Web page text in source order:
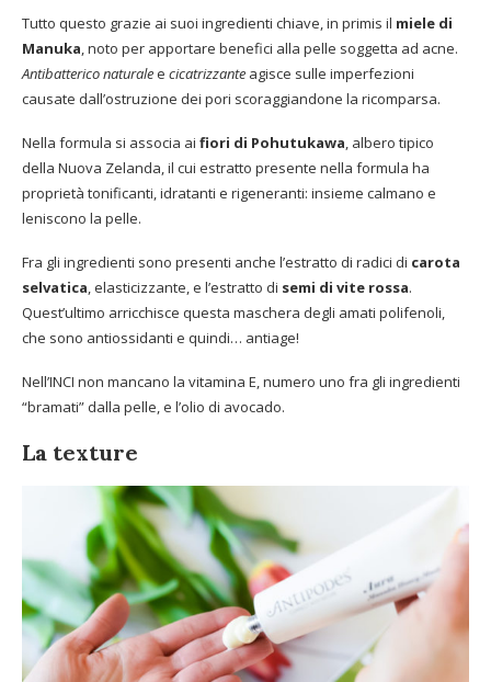
Tutto questo grazie ai suoi ingredienti chiave, in primis il miele di
Manuka, noto per apportare benefici alla pelle soggetta ad acne.
Antibatterico naturalee cicatrizzante agisce sulle imperfezioni
causate dall’ostruzione dei pori scoraggiandone la ricomparsa.
Nella formula si associa ai fiori di Pohutukawa, albero tipico
della Nuova Zelanda, il cui estratto presente nella formula ha
proprietà tonificanti, idratanti e rigeneranti: insieme calmano e
leniscono la pelle.
Fra gli ingredienti sono presenti anche l’estratto di radici di carota
selvatica, elasticizzante, e l’estratto di semi di vite rossa.
Quest’ultimo arricchisce questa maschera degli amati polifenoli,
che sono antiossidanti e quindi… antiage!
Nell’INCI non mancano la vitamina E, numero uno fra gli ingredienti
“bramati” dalla pelle, e l’olio di avocado.
La texture